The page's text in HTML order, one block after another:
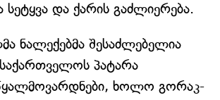
სეტყვა და ქარის გაძლიერება.
ნალექებმა შესაძლებელია
პატარა
ხოლო გორაკ-